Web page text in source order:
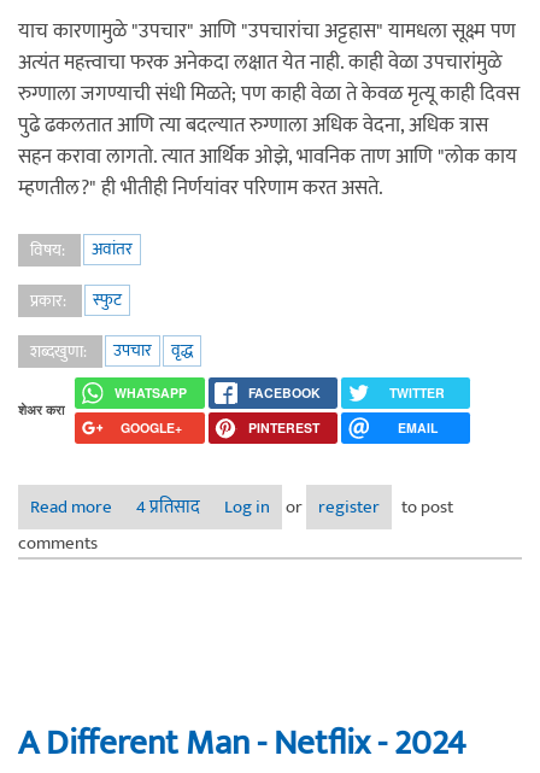
याच कारणामुळे "उपचार" आणि "उपचारांचा अट्टहास" यामधला सूक्ष्म पण
अत्यंत महत्त्वाचा फरक अनेकदा लक्षात येत नाही. काही वेळा उपचारांमुळे
रुग्णाला जगण्याची संधी मिळते; पण काही वेळा ते केवळ मृत्यू काही दिवस
पुढे ढकलतात आणि त्या बदल्यात रुग्णाला अधिक वेदना, अधिक त्रास
सहन करावा लागतो. त्यात आर्थिक ओझे, भावनिक ताण आणि "लोक काय
म्हणतील?" ही भीतीही निर्णयांवर परिणाम करत असते.
विषय:
अवांतर
प्रकार:
स्फुट
शब्दखुणा:
उपचार वृद्ध
शेअर करा
WHATSAPP FACEBOOK
TWITTER
GOOGLE+
PINTEREST EMAIL
Read more about शेवटच्या प्रवासाचा सन्मान ......
4 प्रतिसाद Log in or register
to post
comments
A Different Man - Netflix - 2024